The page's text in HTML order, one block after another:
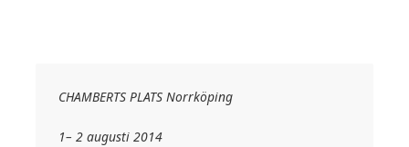
CHAMBERTS PLATS Norrköping
1– 2 augusti 2014